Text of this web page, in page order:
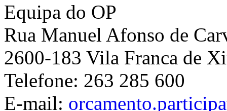
Equipa do OP
Rua Manuel Afonso de
2600-183 Vila Franca de
Telefone: 263 285 600
E-mail: